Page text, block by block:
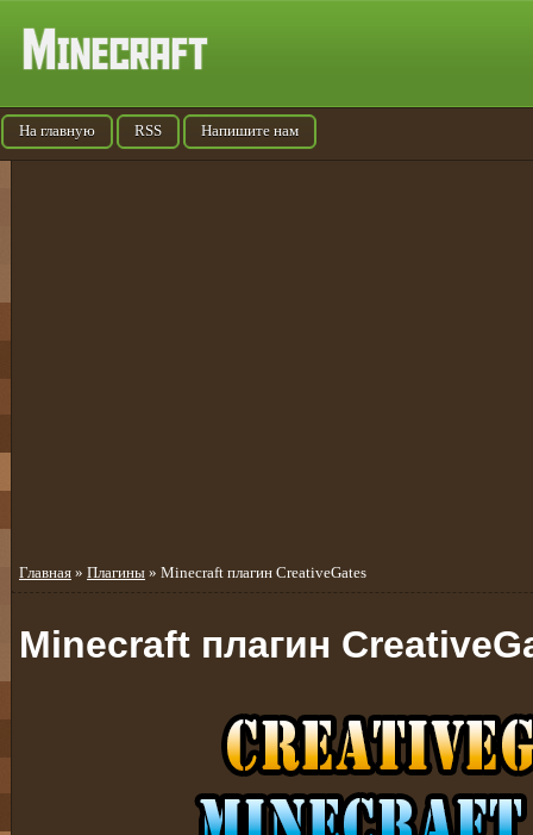
На главную RSS Напишите нам
Главная » Плагины » Minecraft плагин CreativeGates
Minecraft плагин